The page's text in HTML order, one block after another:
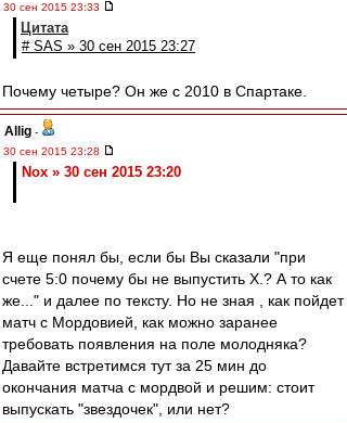
30 сен 2015 23:33
Цитата
# SAS » 30 сен 2015 23:27
Почему четыре? Он же с 2010 в Спартаке.
Allig -
30 сен 2015 23:28
Nox » 30 сен 2015 23:20
Я еще понял бы, если бы Вы сказали "при
счете 5:0 почему бы не выпустить Х.? А то как
же..." и далее по тексту. Но не зная , как пойдет
матч с Мордовией, как можно заранее
требовать появления на поле молодняка?
Давайте встретимся тут за 25 мин до
окончания матча с мордвой и решим: стоит
выпускать "звездочек", или нет?